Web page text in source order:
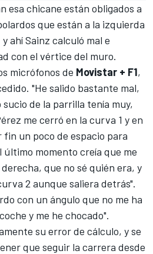
esa chicane están obligados a
que están a la izquierda
ahíSainz calculó mal e
con el vértice del muro.
micrófonos de Movistar + F1,
"He salido bastante mal,
de la parrilla tenía muy,
me cerró en la curva 1 y en
un poco de espacio para
momento creía que me
que no sé quién era, y
2 aunque saliera detrás".
con un ángulo que no me ha
y me he chocado".
su error de cálculo, y se
que seguir la carrera desde